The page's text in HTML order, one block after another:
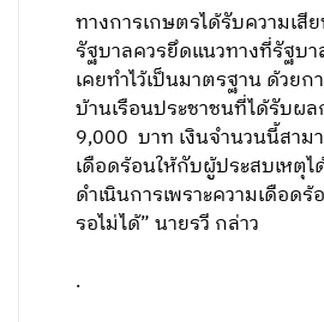
ทางการเกษตรได้รับความเสี
รัฐบาลควรยึดแนวทางที่รัฐบ
เคยทำไว้เป็นมาตรฐาน ด้วยก
บ้านเรือนประชาชนที่ได้รับผ
9,000 บาท เงินจำนวนนี้สาม
เดือดร้อนให้กับผู้ประสบเหตุไ
ดำเนินการเพราะความเดือด
รอไม่ได้” นายรวี กล่าว
.